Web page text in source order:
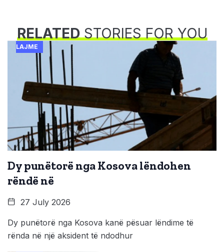
RELATEDSTORIES FOR YOU
LAJME
Dy punëtorë nga Kosova lëndohen
rëndë në
27 July 2026
Dy punëtorë nga Kosova kanë pësuar lëndime të
rënda në një aksident të ndodhur